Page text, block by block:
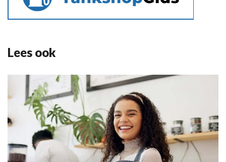
Lees ook